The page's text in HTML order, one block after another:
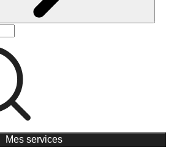
Mes services